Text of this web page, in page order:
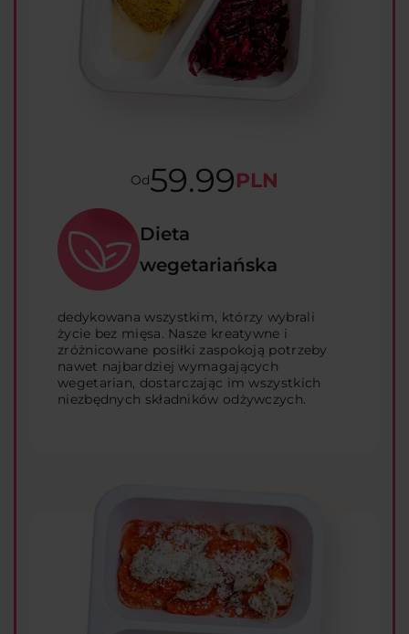
Od59.99PLN
Dieta
wegetariańska
dedykowana wszystkim, którzy wybrali
życie bez mięsa. Nasze kreatywne i
zróżnicowane posiłki zaspokoją potrzeby
nawet najbardziej wymagających
wegetarian, dostarczając im wszystkich
niezbędnych składników odżywczych.